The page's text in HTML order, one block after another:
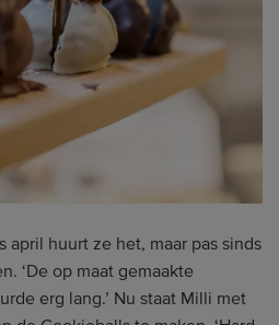
april huurt ze het, maar pas sinds
‘De op maat gemaakte
erg lang.’ Nu staat Milli met